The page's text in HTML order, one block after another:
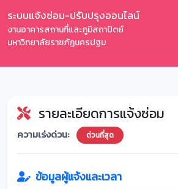
ระบบแจ้งซ่อม-ปรับปรุงออนไลน์
งานอาคารสถานที่และภูมิสถาปัตย์
มหาวิทยาลัยราชภัฏนครปฐม
รายละเอียดการแจ้งซ่อม
ความเร่งด่วน: ด่วนที่สุด
ข้อมูลผู้แจ้งและเวลา